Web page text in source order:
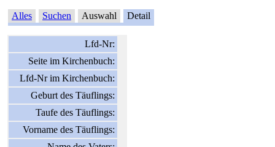
Alles Suchen Auswahl Detail
Lfd-Nr:
Seite im Kirchenbuch:
Lfd-Nr im Kirchenbuch:
Geburt des Täuflings:
Taufe des Täuflings:
Vorname des Täuflings: